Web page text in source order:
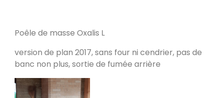
PDM modèle S
Poêle de masse Oxalis L
version de plan 2017, sans four ni cendrier, pas de
banc non plus, sortie de fumée arrière